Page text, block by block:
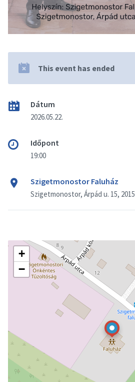
This event has ended
Dátum
2026.05.22.
Időpont
19:00
Szigetmonostor Faluház
Szigetmonostor, Árpád u. 15, 2015
+
−